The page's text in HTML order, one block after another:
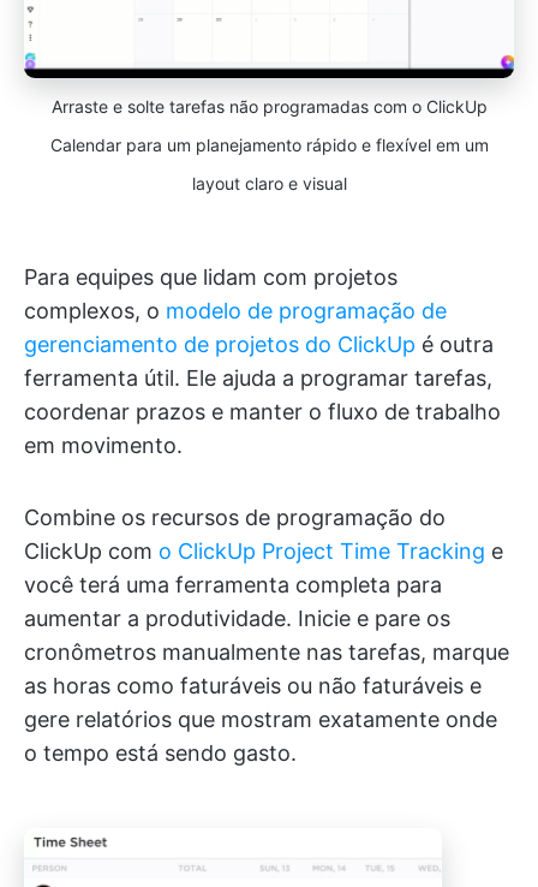
Arraste e solte tarefas não programadas com o ClickUp
Calendar para um planejamento rápido e flexível em um
layout claro e visual
Para equipes que lidam com projetos
complexos, o modelo de programação de
gerenciamento de projetos do ClickUp é outra
ferramenta útil. Ele ajuda a programar tarefas,
coordenar prazos e manter o fluxo de trabalho
em movimento.
Combine os recursos de programação do
ClickUp com o ClickUp Project Time Tracking e
você terá uma ferramenta completa para
aumentar a produtividade. Inicie e pare os
cronômetros manualmente nas tarefas, marque
as horas como faturáveis ou não faturáveis e
gere relatórios que mostram exatamente onde
o tempo está sendo gasto.